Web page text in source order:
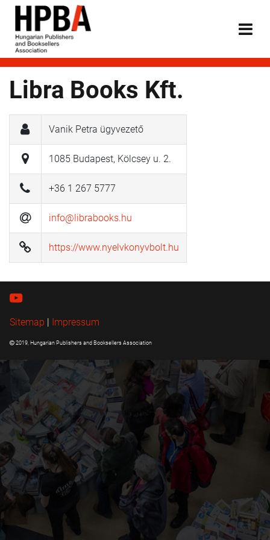
Libra Books Kft.
Vanik Petra ügyvezető
1085 Budapest, Kölcsey u. 2.
+36 1 267 5777
info@librabooks.hu
https://www.nyelvkonyvbolt.hu
Sitemap | Impressum
2019, Hungarian Publishers and Booksellers Association